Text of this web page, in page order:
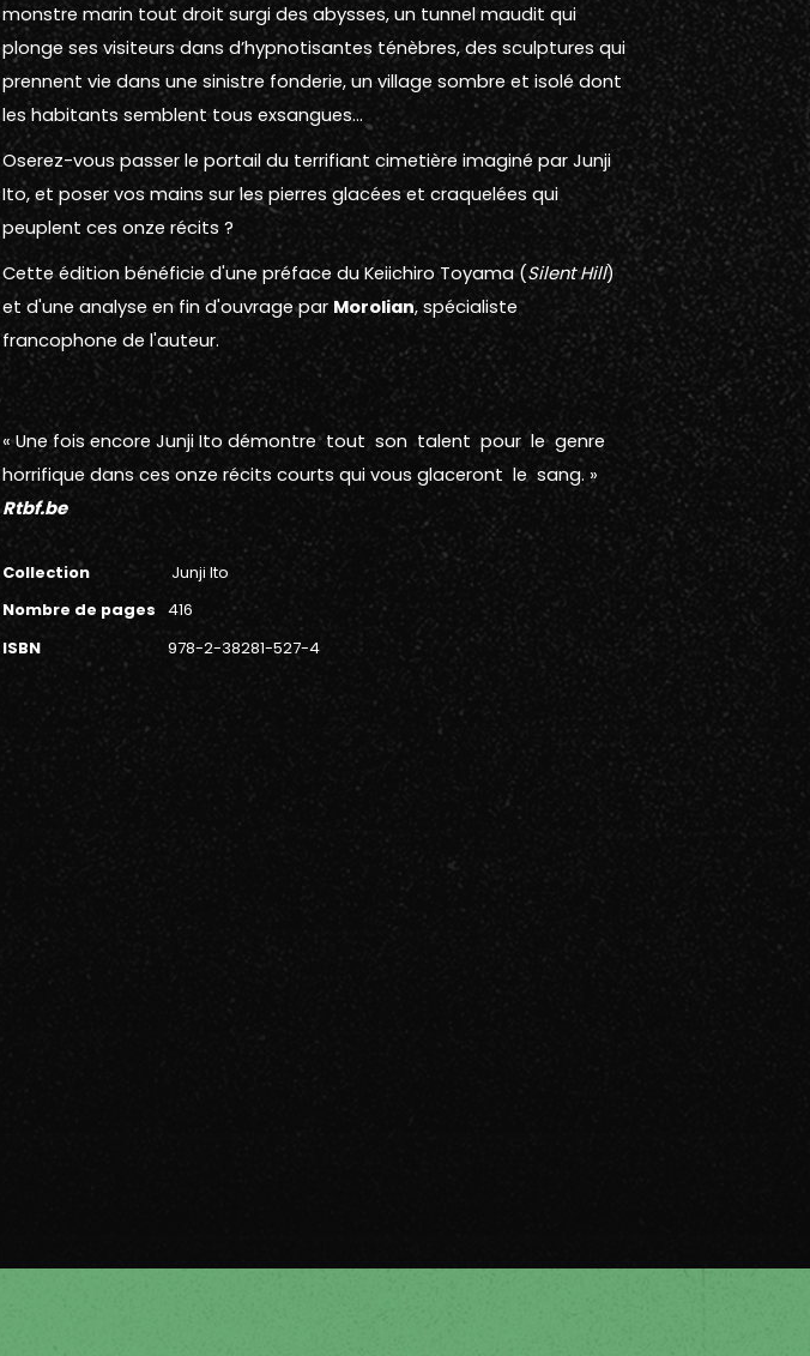
monstre marin tout droit surgi des abysses, un tunnel maudit qui
plonge ses visiteurs dans d’hypnotisantes ténèbres, des sculptures qui
prennent vie dans une sinistre fonderie, un village sombre et isolé dont
les habitants semblent tous exsangues…
Oserez-vous passer le portail du terrifiant cimetière imaginé par Junji
Ito, et poser vos mains sur les pierres glacées et craquelées qui
peuplent ces onze récits ?
Cette édition bénéficie d'une préface du Keiichiro Toyama (Silent Hill)
et d'une analyse en fin d'ouvrage par Morolian, spécialiste
francophone de l'auteur.
« Une fois encore Junji Ito démontre tout son talent pour le genre
horrifique dans ces onze récits courts qui vous glaceront le sang. »
Rtbf.be
Collection
Junji Ito
Nombre de pages
416
ISBN
978-2-38281-527-4